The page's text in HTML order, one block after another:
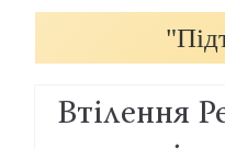
Втілення